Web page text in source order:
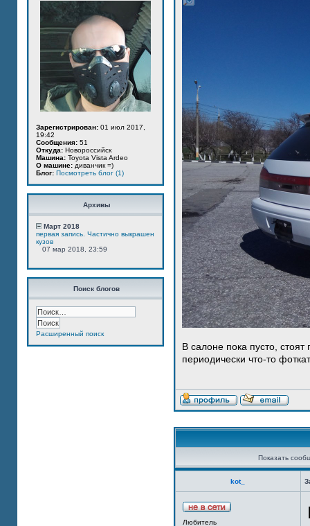
Зарегистрирован: 01 июл 2017,
19:42
Сообщения: 51
Откуда: Новороссийск
Машина: Toyota Vista Ardeo
О машине: диванчик =)
Блог: Посмотреть блог (1)
Архивы
Март 2018
первая запись. Частично выкрашен
кузов
07 мар 2018, 23:59
Поиск блогов
Расширенный поиск
В салоне пока пусто,
периодически что-то
Показать
kot_
Любитель